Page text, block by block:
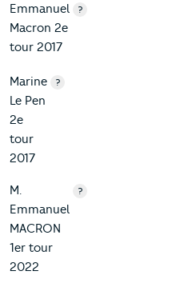
Emmanuel
Macron 2e
tour 2017
?
Marine
Le Pen
2e
tour
2017
?
M.
Emmanuel
MACRON
1er tour
2022
?